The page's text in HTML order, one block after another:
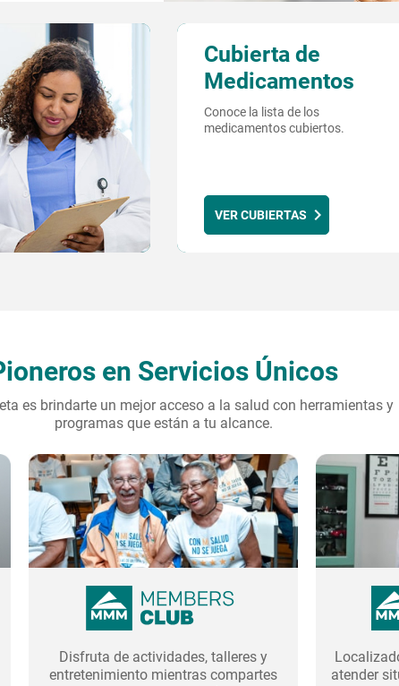
Cubierta de
Medicamentos
Conoce la lista de los
medicamentos cubiertos.
VER CUBIERTAS
en Servicios Únicos
es brindarte un mejor acceso a la salud con herramientas y
programas que están a tu alcance.
Disfruta de actividades, talleres y
entretenimiento mientras compartes
atender